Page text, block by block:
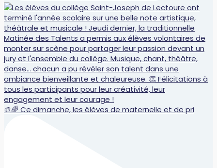
🎨🌈 Ce dimanche, les élèves de maternelle et de pri